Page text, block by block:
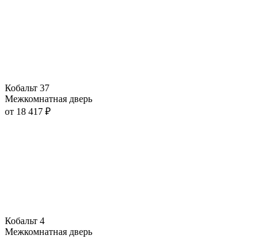
Кобальт 37
Межкомнатная дверь
от 18 417 ₽
Кобальт 4
Межкомнатная дверь